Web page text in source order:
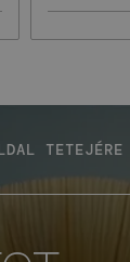
TETEJÉRE